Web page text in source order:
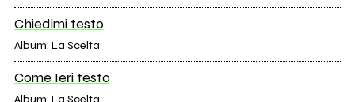
Chiedimi testo
Album: La Scelta
Come Ieri testo
Album: La Scelta